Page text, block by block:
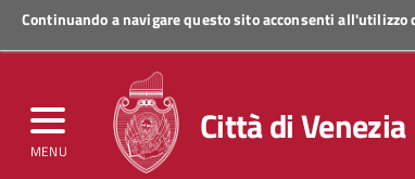
Continuando a navigare questo sito acconsenti
MENU
Regione Veneto
Città di Venezia